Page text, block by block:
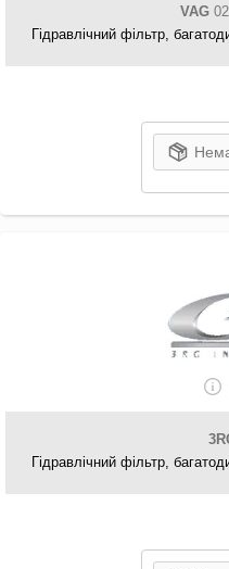
VAG
Гідравлічний фільтр,
Гідравлічний фільтр,